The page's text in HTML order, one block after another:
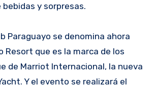
y sorpresas.
Paraguayo se denomina ahora
Resort que es la marca de los
de Marriot Internacional, la nueva
Y el evento se realizará el